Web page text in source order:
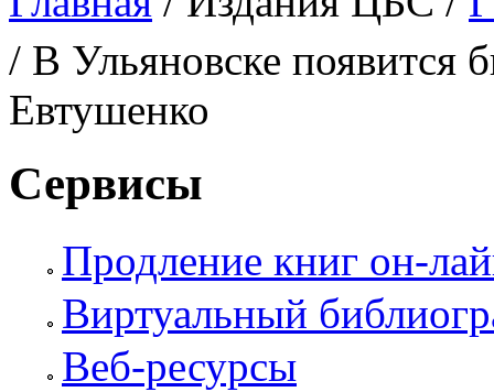
Вы здесь
/ В Ульяновске появится
Евтушенко
Сервисы
Продление книг он-
Виртуальный
Веб-ресурсы